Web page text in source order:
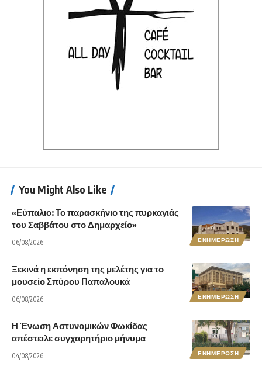
You Might Also Like
ΕΝΗΜΕΡΩΣΗ
«Εύπαλιο: Το παρασκήνιο της πυρκαγιάς
του Σαββάτου στο Δημαρχείο»
06/08/2026
ΕΝΗΜΕΡΩΣΗ
Ξεκινά η εκπόνηση της μελέτης για το
μουσείο Σπύρου Παπαλουκά
06/08/2026
ΕΝΗΜΕΡΩΣΗ
Η Ένωση Αστυνομικών Φωκίδας
απέστειλε συγχαρητήριο μήνυμα
04/08/2026